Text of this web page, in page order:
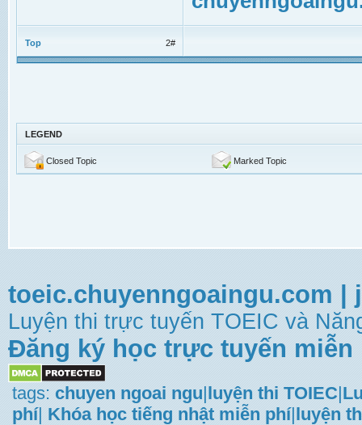
Top 2#
LEGEND
Closed Topic Marked Topic
toeic.chuyenngoaingu.com
Luyện thi trực tuyến TOEIC và
Đăng ký học trực tuyến miễn
tags: chuyen ngoai ngu|luyện thi TOIEC|
phí| Khóa học tiếng nhật miễn phí|luyện